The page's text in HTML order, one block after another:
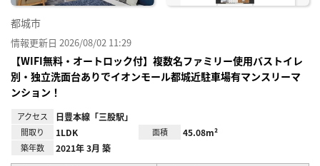
都城市
情報更新日 2026/08/02 11:29
【WIFI無料・オートロック付】複数名ファミリー使用バストイレ
別・独立洗面台ありでイオンモール都城近駐車場有マンスリーマ
ンション！
アクセス 日豊本線「三股駅」
間取り 1LDK 面積 45.08m²
築年数 2021年 3月 築